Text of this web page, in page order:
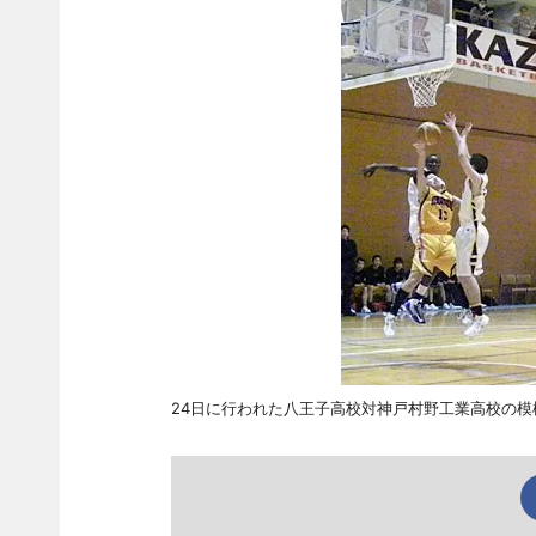
24日に行われた八王子高校対神戸村野工業高校の模